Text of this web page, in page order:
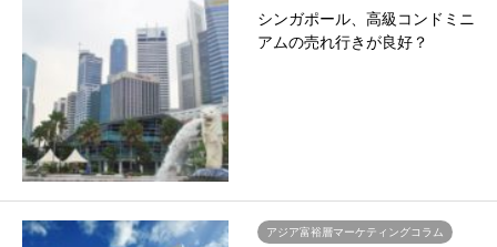
シンガポール、高級コンドミニ
アムの売れ行きが良好？
アジア富裕層マーケティングコラム